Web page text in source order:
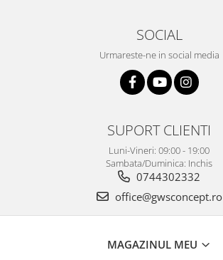
SOCIAL
Urmareste-ne in social media
SUPORT CLIENTI
Luni-Vineri: 09:00 - 19:00
Sambata/Duminica: Inchis
0744302332
office@gwsconcept.ro
MAGAZINUL MEU